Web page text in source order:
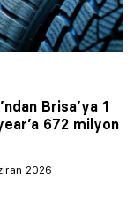
Brisa’ya 1
672 milyon
2026